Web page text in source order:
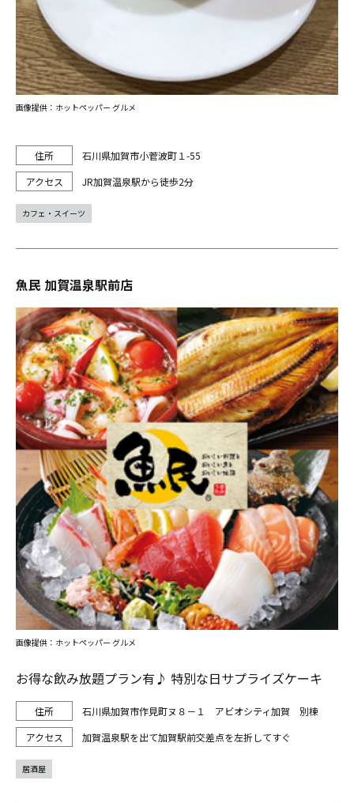
石川県加賀市小菅波町１-55
JR加賀温泉駅から徒歩2分
画像提供：ホットペッパー グルメ
カフェ・スイーツ
魚民 加賀温泉駅前店
お得な飲み放題プラン有♪ 特別な日サプライズケーキ
石川県加賀市作見町ヌ８－１ アビオシティ加賀 別棟
加賀温泉駅を出て加賀駅前交差点を左折してすぐ
画像提供：ホットペッパー グルメ
居酒屋